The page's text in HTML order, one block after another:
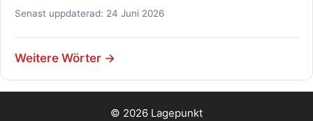
Senast uppdaterad: 24 Juni 2026
Weitere Wörter →
© 2026 Lagepunkt